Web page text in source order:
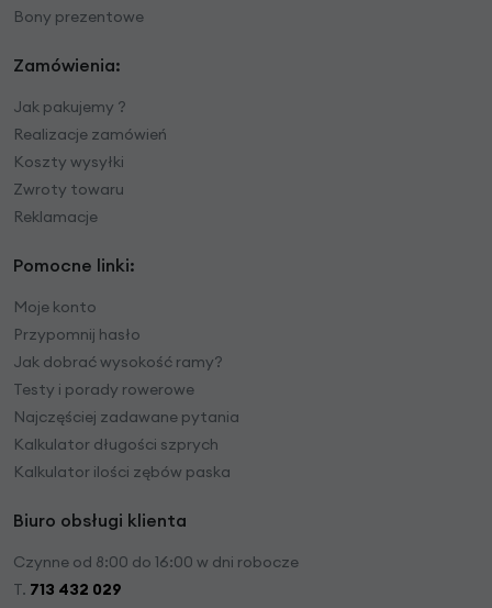
Bony prezentowe
Zamówienia:
Jak pakujemy ?
Realizacje zamówień
Koszty wysyłki
Zwroty towaru
Reklamacje
Pomocne linki:
Moje konto
Przypomnij hasło
Jak dobrać wysokość ramy?
Testy i porady rowerowe
Najczęściej zadawane pytania
Kalkulator długości szprych
Kalkulator ilości zębów paska
Biuro obsługi klienta
Czynne od 8:00 do 16:00 w dni robocze
T. 713 432 029